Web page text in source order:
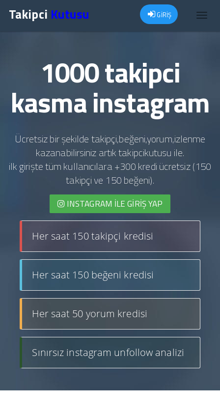
Takipci Kutusu GİRİŞ
1000 takipci
kasma instagram
Ücretsiz bir şekilde takipçi,beğeni,yorum,izlenme
kazanabilirsiniz artık takipcikutusu ile.
ilk girişte tüm kullanıcılara +300 kredi ücretsiz (150
takipçi ve 150 beğeni).
INSTAGRAM İLE GIRIŞ YAP
Her saat 150 takipçi kredisi
Her saat 150 beğeni kredisi
Her saat 50 yorum kredisi
Sınırsız instagram unfollow analizi